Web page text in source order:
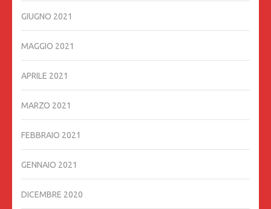
GIUGNO 2021
MAGGIO 2021
APRILE 2021
MARZO 2021
FEBBRAIO 2021
GENNAIO 2021
DICEMBRE 2020